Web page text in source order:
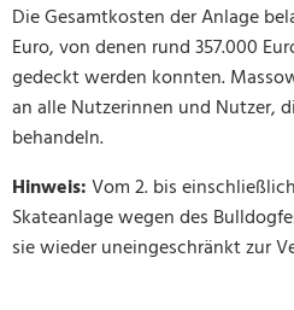
Die Gesamtkosten der Anlage
Euro, von denen rund 357.000
gedeckt werden konnten.
an alle Nutzerinnen und Nutzer,
behandeln.
Hinweis:Vom 2. bis
Skateanlage wegen des
sie wieder uneingeschränkt zur